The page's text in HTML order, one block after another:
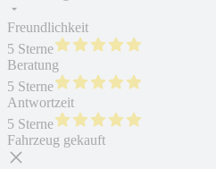
Freundlichkeit
5 Sterne
Beratung
5 Sterne
Antwortzeit
5 Sterne
Fahrzeug gekauft